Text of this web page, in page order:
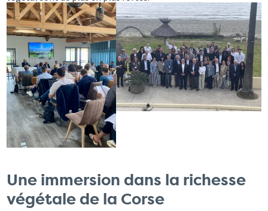
Une immersion dans la richesse
végétale de la Corse